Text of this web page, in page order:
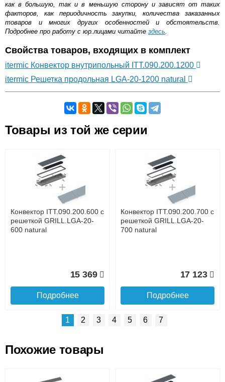
как в большую, так и в меньшую сторону и зависят от таких
факторов, как периодичность закупки, количества заказанных
товаров и многих других особенностей и обстоятельств.
Подробнее про работу с юр.лицами читайте здесь.
Свойства товаров, входящих в комплект
itermic Конвектор внутрипольный ITT.090.200.1200
itermic Решетка продольная LGA-20-1200 natural
Оставьте отзыв
Доставка сантехники по Москве и Московской области
Наличный расчёт
Банковской картой на сайте в режиме реального
времени
Банковской картой при получении товара как при
доставке, так и самовывозом
Интернет-деньгами (Yandex-деньги, Web-money,
Qiwi-кошельки и другие).
Безналичный расчёт (возможно и с НДС)
Товары из той же серии
Конвектор ITT.090.200.600 с
решеткой GRILL.LGA-20-
600 natural
15 369
Подробнее
Конвектор ITT.090.200.700 с
решеткой GRILL.LGA-20-
700 natural
17 123
Подробнее
Конвектор ITT.090.200.1400 Конвектор ITT.090.200.1300
1 2 3 4 5 6 7
Похожие товары